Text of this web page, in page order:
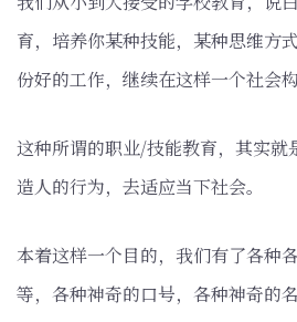
育，培养你某种技能，某种思维方
份好的工作，继续在这样一个社会构
这种所谓的职业/技能教育，其实就
造人的行为，去适应当下社会。
本着这样一个目的，我们有了各种
等，各种神奇的口号，各种神奇的名